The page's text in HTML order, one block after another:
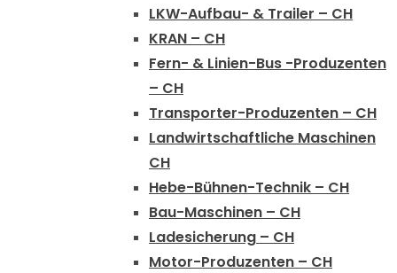
LKW-Aufbau- & Trailer – CH
KRAN – CH
Fern- & Linien-Bus -Produzenten
– CH
Transporter-Produzenten – CH
Landwirtschaftliche Maschinen
CH
Hebe-Bühnen-Technik – CH
Bau-Maschinen – CH
Ladesicherung – CH
Motor-Produzenten – CH